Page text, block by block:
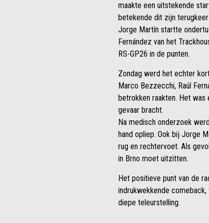
maakte een uitstekende
betekende dit zijn
Jorge Martín startte
Fernández van het
RS-GP26 in de punten.
Zondag werd het echter
Marco Bezzecchi, Raúl
betrokken raakten. Het was
gevaar bracht.
Na medisch onderzoek
hand opliep. Ook bij Jorge
rug en rechtervoet. Als
in Brno moet uitzitten.
Het positieve punt van de
indrukwekkende
diepe teleurstelling.